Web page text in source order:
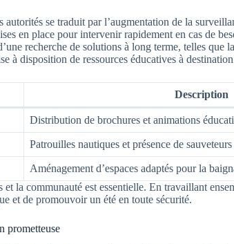
autorités se traduit par l’augmentation de la
en place pour intervenir rapidement en cas de
recherche de solutions à long terme, telles que
à disposition de ressources éducatives à
Description
Distribution de brochures et animations
Patrouilles nautiques et présence de
Aménagement d’espaces adaptés pour la
et la communauté est essentielle. En travaillant
et de promouvoir un été en toute sécurité.
prometteuse